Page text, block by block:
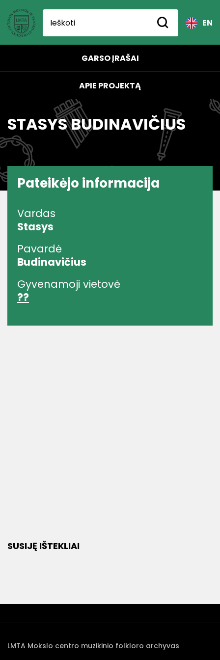
EN
GARSO ĮRAŠAI
APIE PROJEKTĄ
STASYS BUDINAVIČIUS
Pateikėjo informacija
Vardas
Stasys
Pavardė
Budinavičius
Gyvenamoji vietovė
??
SUSIJĘ IŠTEKLIAI
LMTA Mokslo centro muzikinio folkloro archyvas